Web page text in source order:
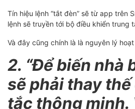
Tín hiệu lệnh “tắt đèn” sẽ từ app trên
lệnh sẽ truyền tới bộ điều khiển trung
Và đây cũng chính là là nguyên lý
2. “Để biến nhà
sẽ phải thay
tắc thông minh.